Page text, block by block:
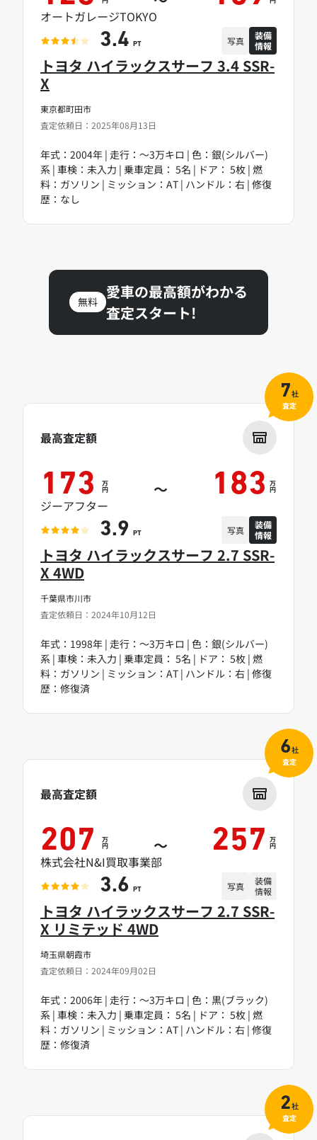
東京都町田市
査定依頼日：2025年08月13日
トヨタ ハイラックスサーフ 3.4 SSR-
X
年式：2004年 | 走行：～3万キロ | 色：銀(シルバー)
系 | 車検：未入力 | 乗車定員： 5名 | ドア： 5枚 | 燃
料：ガソリン | ミッション：AT | ハンドル：右 | 修復
歴：なし
オートガレージTOKYO
3.4 PT 写真
装備
情報
無料
愛車の最高額がわかる
査定スタート!
千葉県市川市
査定依頼日：2024年10月12日
トヨタ ハイラックスサーフ 2.7 SSR-
X 4WD
年式：1998年 | 走行：～3万キロ | 色：銀(シルバー)
系 | 車検：未入力 | 乗車定員： 5名 | ドア： 5枚 | 燃
料：ガソリン | ミッション：AT | ハンドル：右 | 修復
歴：修復済
最高査定額
173 万
円 ～ 183 万
円
ジーアフター
3.9 PT 写真
装備
情報
7社
査定
埼玉県朝霞市
査定依頼日：2024年09月02日
トヨタ ハイラックスサーフ 2.7 SSR-
X リミテッド 4WD
年式：2006年 | 走行：～3万キロ | 色：黒(ブラック)
系 | 車検：未入力 | 乗車定員： 5名 | ドア： 5枚 | 燃
料：ガソリン | ミッション：AT | ハンドル：右 | 修復
歴：修復済
最高査定額
207 万
円 ～ 257 万
円
株式会社N&I買取事業部
3.6 PT 写真
装備
情報
6社
査定
2社
査定